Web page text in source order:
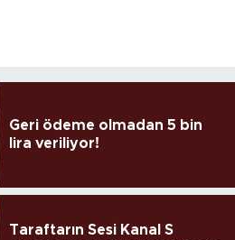
Geri ödeme olmadan 5 bin
lira veriliyor!
Taraftarın Sesi Kanal S